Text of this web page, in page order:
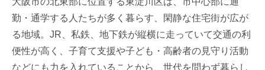
勤・通学する人たちが多く暮らす、閑静な住宅街が広が
る地域。JR、私鉄、地下鉄が縦横に走っていて交通の利
便性が高く、子育て支援や子ども・高齢者の見守り活動
などにも力を入れていることから、世代を問わず暮らし